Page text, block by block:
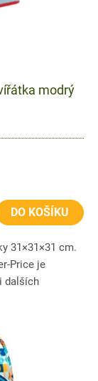
modrý
DO KOŠÍKU
31×31×31 cm.
Price je
dalších